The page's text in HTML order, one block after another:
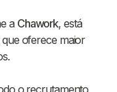
a Chawork, está
oferece maior